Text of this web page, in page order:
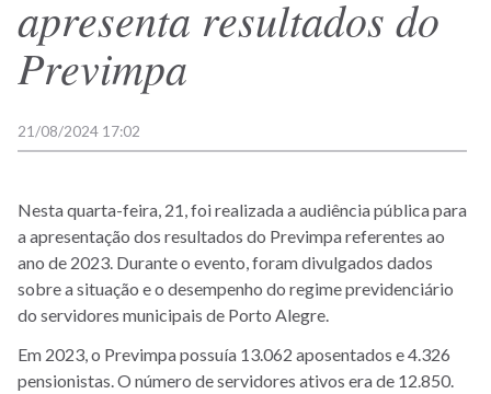
apresenta resultados do
Previmpa
21/08/2024 17:02
Nesta quarta-feira, 21, foi realizada a audiência pública para
a apresentação dos resultados do Previmpa referentes ao
ano de 2023. Durante o evento, foram divulgados dados
sobre a situação e o desempenho do regime previdenciário
do servidores municipais de Porto Alegre.
Em 2023, o Previmpa possuía 13.062 aposentados e 4.326
pensionistas. O número de servidores ativos era de 12.850.